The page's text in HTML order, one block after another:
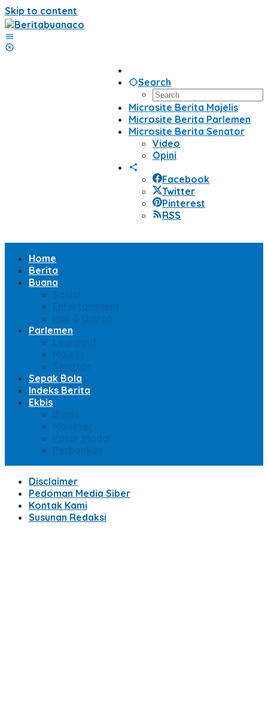
Skip to content
Search
Microsite Berita Majelis
Microsite Berita Parlemen
Microsite Berita Senator
Video
Opini
Facebook
Twitter
Pinterest
RSS
Home
Berita
Buana
Sosial
Entertainment
Haji & Umroh
Parlemen
Legislatif
Majelis
Senator
Sepak Bola
Indeks Berita
Ekbis
Bisnis
Moneter
Pasar Modal
Perbankan
Disclaimer
Pedoman Media Siber
Kontak Kami
Susunan Redaksi